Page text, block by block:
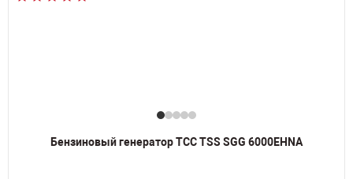
Бензиновый генератор ТСС TSS SGG 6000EHNA